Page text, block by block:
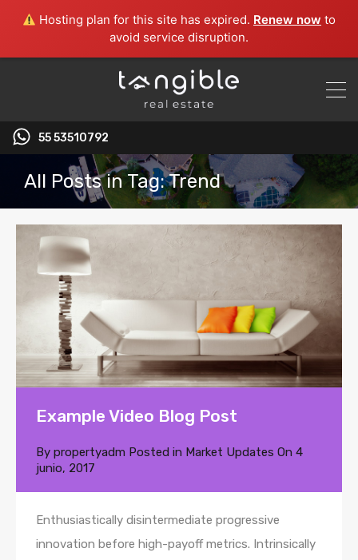
Hosting plan for this site has expired. Renew now to
avoid service disruption.
55 53510792‬
All Posts in Tag: Trend
Example Video Blog Post
By propertyadm Posted in Market Updates On 4
junio, 2017
Enthusiastically disintermediate progressive
innovation before high-payoff metrics. Intrinsically